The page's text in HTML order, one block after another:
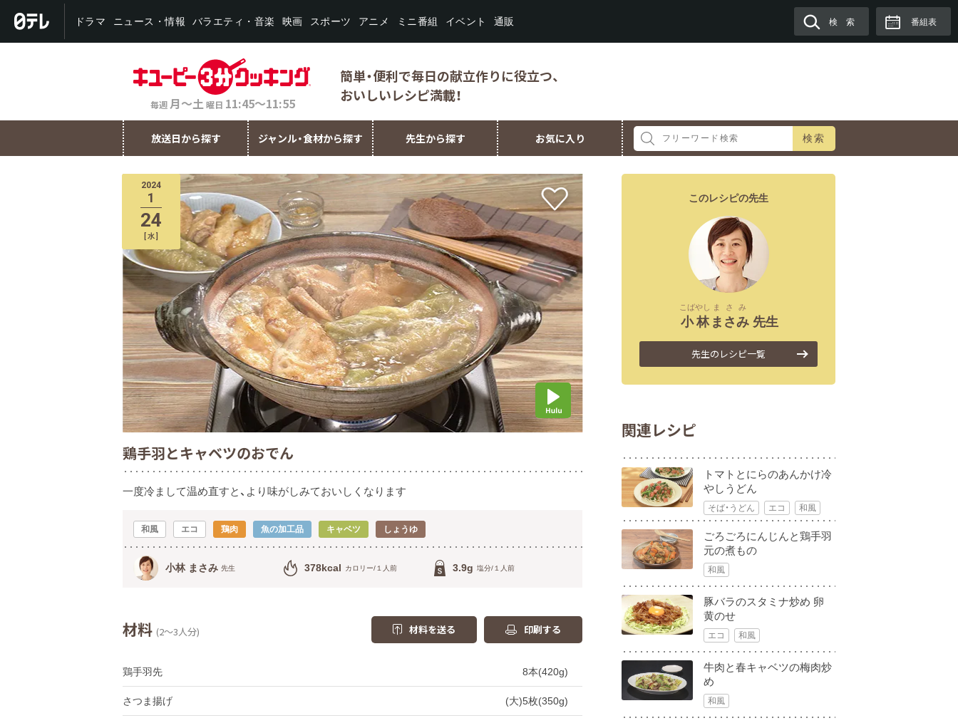
ドラマ ニュース・情報 バラエティ・音楽 映画 スポーツ アニメ ミニ番組 イベント 通販 検 索 番組表
毎週月～土 曜日 11:45～11:55
簡単・便利で毎日の献立作りに役立つ、
おいしいレシピ満載！
放送日から探す ジャンル・食材から探す 先生から探す お気に入り 検索
2024
1
24
水]
鶏手羽とキャベツのおでん
一度冷まして温め直すと、より味がしみておいしくなります
和風 エコ 鶏肉 魚の加工品 キャベツ しょうゆ
小林 まさみ 先生 378kcal カロリー/１人前 3.9g 塩分/１人前
材料 (2～3人分) 材料を送る 印刷する
鶏手羽先 8本(420g)
さつま揚げ (大)5枚(350g)
このレシピの先生
小林
こばやし
まさみ
まさみ
先生
先生のレシピ一覧
関連レシピ
トマトとにらのあんかけ冷
やしうどん
そば・うどん エコ 和風
ごろごろにんじんと鶏手羽
元の煮もの
和風
豚バラのスタミナ炒め 卵
黄のせ
エコ 和風
牛肉と春キャベツの梅肉炒
め
和風